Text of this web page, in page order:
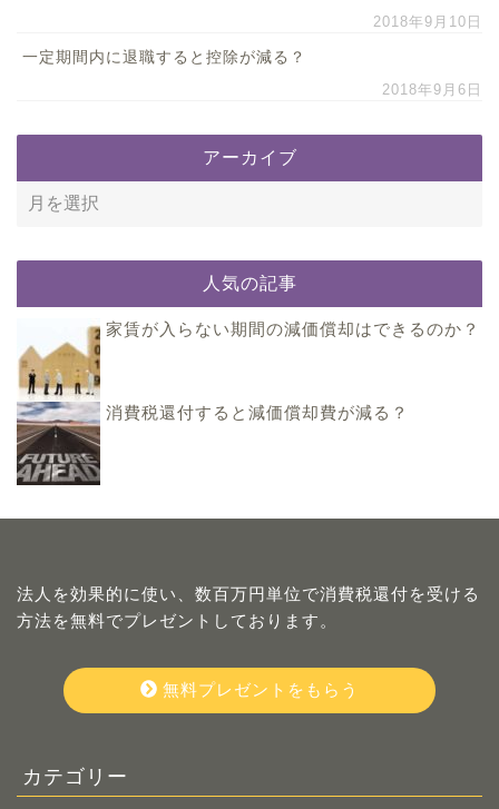
2018年9月10日
一定期間内に退職すると控除が減る？
2018年9月6日
アーカイブ
人気の記事
家賃が入らない期間の減価償却はできるのか？
消費税還付すると減価償却費が減る？
法人を効果的に使い、数百万円単位で消費税還付を受ける
方法を無料でプレゼントしております。
無料プレゼントをもらう
カテゴリー